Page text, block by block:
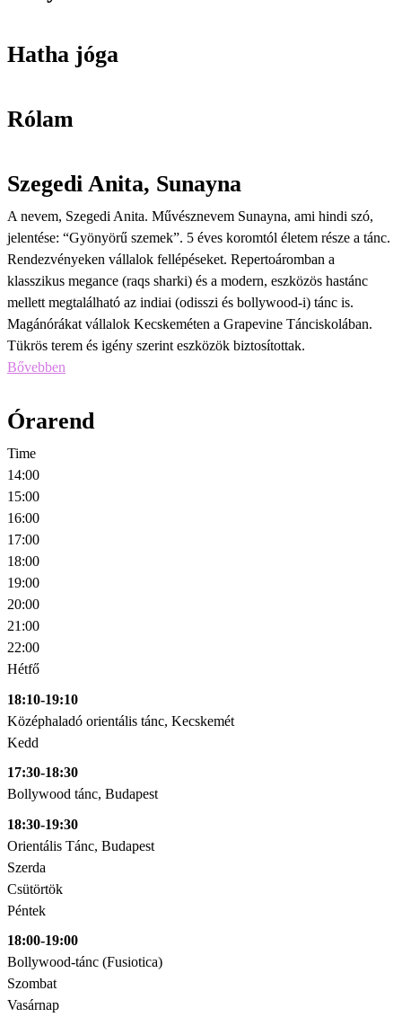
Hatha jóga
Rólam
Szegedi Anita, Sunayna
A nevem, Szegedi Anita. Művésznevem Sunayna, ami hindi szó,
jelentése: “Gyönyörű szemek”. 5 éves koromtól életem része a tánc.
Rendezvényeken vállalok fellépéseket. Repertoáromban a
klasszikus megance (raqs sharki) és a modern, eszközös hastánc
mellett megtalálható az indiai (odisszi és bollywood-i) tánc is.
Magánórákat vállalok Kecskeméten a Grapevine Tánciskolában.
Tükrös terem és igény szerint eszközök biztosítottak.
Bővebben
Órarend
Time
14:00
15:00
16:00
17:00
18:00
19:00
20:00
21:00
22:00
Hétfő
18:10-19:10
Középhaladó orientális tánc, Kecskemét
Kedd
17:30-18:30
Bollywood tánc, Budapest
18:30-19:30
Orientális Tánc, Budapest
Szerda
Csütörtök
Péntek
18:00-19:00
Bollywood-tánc (Fusiotica)
Szombat
Vasárnap